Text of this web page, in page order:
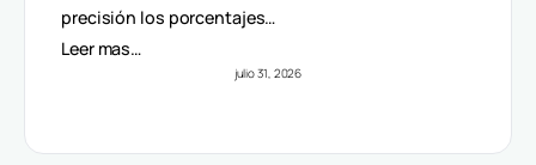
precisión los porcentajes…
Leer mas…
julio 31, 2026